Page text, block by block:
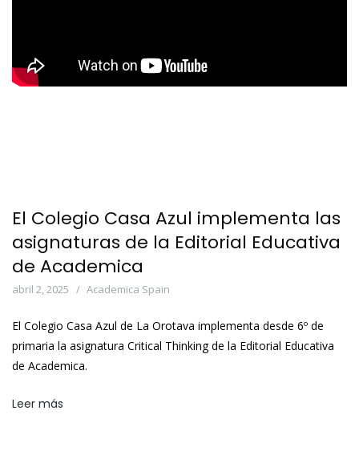
El Colegio Casa Azul implementa las
asignaturas de la Editorial Educativa
de Academica
abril 2, 2025 Academica Spain
El Colegio Casa Azul de La Orotava implementa desde 6º de
primaria la asignatura Critical Thinking de la Editorial Educativa
de Academica.
Leer más